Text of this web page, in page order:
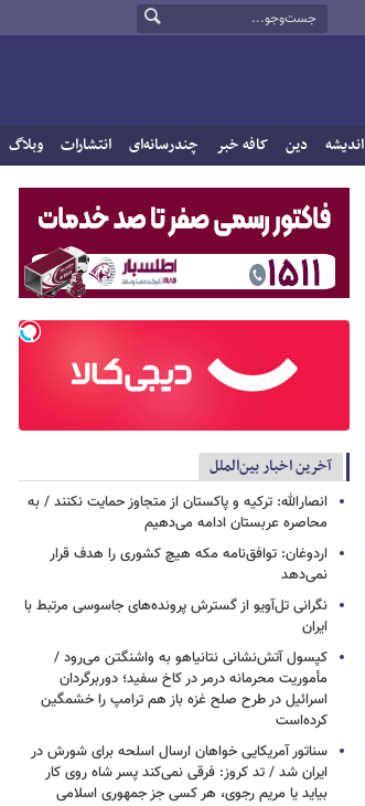
اندیشه دین کافه خبر چندرسانه‌ای انتشارات وبلاگ
آخرین اخبار بین‌الملل
انصارالله: ترکیه و پاکستان از متجاوز حمایت نکنند / به
محاصره عربستان ادامه می‌دهیم
اردوغان: توافق‌نامه مکه هیچ کشوری را هدف قرار
نمی‌دهد
نگرانی تل‌آویو از گسترش پرونده‌های جاسوسی مرتبط با
ایران
کپسول آتش‌نشانی نتانیاهو به واشنگتن می‌رود /
مأموریت محرمانه درمر در کاخ سفید؛ دوربرگردان
اسرائیل در طرح صلح غزه باز هم ترامپ را خشمگین
کرده‌است
سناتور آمریکایی خواهان ارسال اسلحه برای شورش در
ایران شد / تد کروز: فرقی نمی‌کند پسر شاه روی کار
بیاید یا مریم رجوی، هر کسی جز جمهوری اسلامی